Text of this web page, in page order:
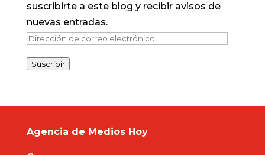
suscribirte a este blog y recibir avisos de
nuevas entradas.
Dirección
correo
Suscribir
Agencia de Medios Hoy